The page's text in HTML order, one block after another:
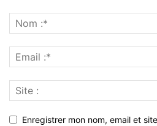
Enregistrer mon nom, email et